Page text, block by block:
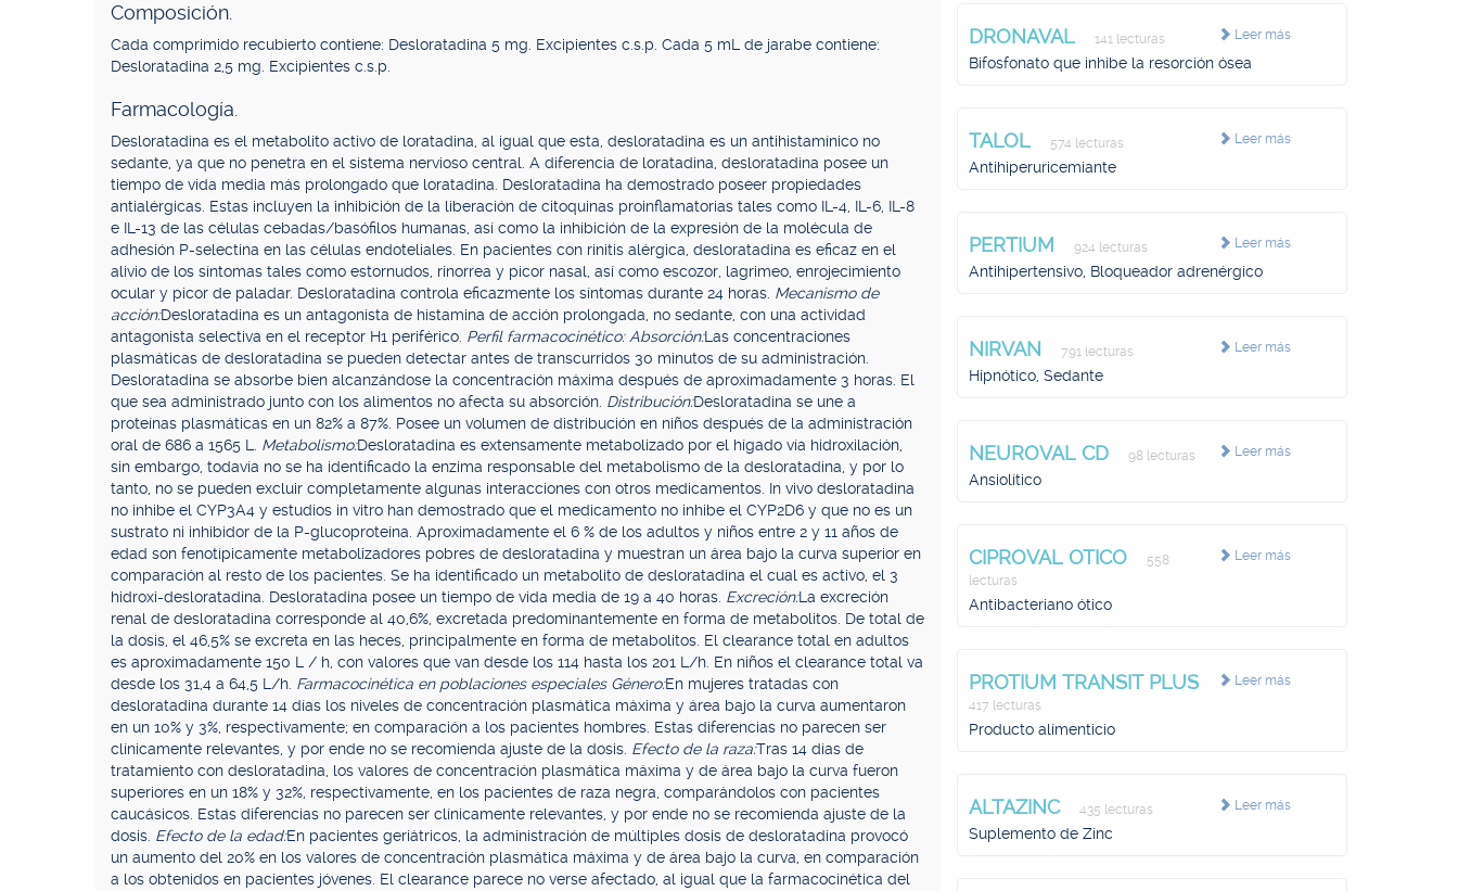
Composición.
Cada comprimido recubierto contiene: Desloratadina 5 mg. Excipientes c.s.p. Cada 5 mL de jarabe contiene:
Desloratadina 2,5 mg. Excipientes c.s.p.
Farmacología.
Desloratadina es el metabolito activo de loratadina, al igual que esta, desloratadina es un antihistamínico no
sedante, ya que no penetra en el sistema nervioso central. A diferencia de loratadina, desloratadina posee un
tiempo de vida media más prolongado que loratadina. Desloratadina ha demostrado poseer propiedades
antialérgicas. Estas incluyen la inhibición de la liberación de citoquinas proinflamatorias tales como IL-4, IL-6, IL-8
e IL-13 de las células cebadas/basófilos humanas, así como la inhibición de la expresión de la molécula de
adhesión P-selectina en las células endoteliales. En pacientes con rinitis alérgica, desloratadina es eficaz en el
alivio de los síntomas tales como estornudos, rinorrea y picor nasal, así como escozor, lagrimeo, enrojecimiento
ocular y picor de paladar. Desloratadina controla eficazmente los síntomas durante 24 horas. Mecanismo de
acción:Desloratadina es un antagonista de histamina de acción prolongada, no sedante, con una actividad
antagonista selectiva en el receptor H1 periférico. Perfil farmacocinético: Absorción:Las concentraciones
plasmáticas de desloratadina se pueden detectar antes de transcurridos 30 minutos de su administración.
Desloratadina se absorbe bien alcanzándose la concentración máxima después de aproximadamente 3 horas. El
que sea administrado junto con los alimentos no afecta su absorción. Distribución:Desloratadina se une a
proteínas plasmáticas en un 82% a 87%. Posee un volumen de distribución en niños después de la administración
oral de 686 a 1565 L. Metabolismo:Desloratadina es extensamente metabolizado por el hígado vía hidroxilación,
sin embargo, todavía no se ha identificado la enzima responsable del metabolismo de la desloratadina, y por lo
tanto, no se pueden excluir completamente algunas interacciones con otros medicamentos. In vivo desloratadina
no inhibe el CYP3A4 y estudios in vitro han demostrado que el medicamento no inhibe el CYP2D6 y que no es un
sustrato ni inhibidor de la P-glucoproteína. Aproximadamente el 6 % de los adultos y niños entre 2 y 11 años de
edad son fenotípicamente metabolizadores pobres de desloratadina y muestran un área bajo la curva superior en
comparación al resto de los pacientes. Se ha identificado un metabolito de desloratadina el cual es activo, el 3
hidroxi-desloratadina. Desloratadina posee un tiempo de vida media de 19 a 40 horas. Excreción:La excreción
renal de desloratadina corresponde al 40,6%, excretada predominantemente en forma de metabolitos. De total de
la dosis, el 46,5% se excreta en las heces, principalmente en forma de metabolitos. El clearance total en adultos
es aproximadamente 150 L / h, con valores que van desde los 114 hasta los 201 L/h. En niños el clearance total va
desde los 31,4 a 64,5 L/h. Farmacocinética en poblaciones especiales Género:En mujeres tratadas con
desloratadina durante 14 días los niveles de concentración plasmática máxima y área bajo la curva aumentaron
en un 10% y 3%, respectivamente; en comparación a los pacientes hombres. Estas diferencias no parecen ser
clínicamente relevantes, y por ende no se recomienda ajuste de la dosis. Efecto de la raza:Tras 14 días de
tratamiento con desloratadina, los valores de concentración plasmática máxima y de área bajo la curva fueron
superiores en un 18% y 32%, respectivamente, en los pacientes de raza negra, comparándolos con pacientes
caucásicos. Estas diferencias no parecen ser clínicamente relevantes, y por ende no se recomienda ajuste de la
dosis. Efecto de la edad:En pacientes geriátricos, la administración de múltiples dosis de desloratadina provocó
un aumento del 20% en los valores de concentración plasmática máxima y de área bajo la curva, en comparación
a los obtenidos en pacientes jóvenes. El clearance parece no verse afectado, al igual que la farmacocinética del
Leer más
DRONAVAL 141 lecturas
Bifosfonato que inhibe la resorción ósea
Leer más
TALOL 574 lecturas
Antihiperuricemiante
Leer más
PERTIUM 924 lecturas
Antihipertensivo, Bloqueador adrenérgico
Leer más
NIRVAN 791 lecturas
Hipnótico, Sedante
Leer más
NEUROVAL CD 98 lecturas
Ansiolítico
Leer más
CIPROVAL OTICO
558
lecturas
Antibacteriano ótico
Leer más
PROTIUM TRANSIT PLUS
417 lecturas
Producto alimenticio
Leer más
ALTAZINC 435 lecturas
Suplemento de Zinc